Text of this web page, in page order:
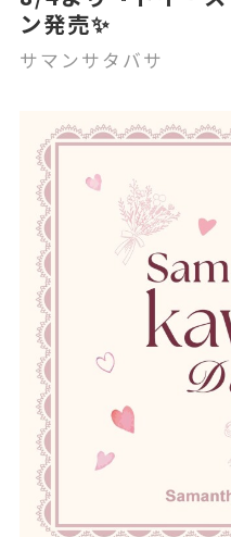
ン発売✨
サマンサタバサ